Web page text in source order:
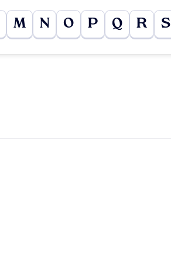
M N O P Q R S